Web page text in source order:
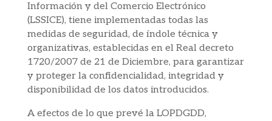
Información y del Comercio Electrónico
(LSSICE), tiene implementadas todas las
medidas de seguridad, de índole técnica y
organizativas, establecidas en el Real decreto
1720/2007 de 21 de Diciembre, para garantizar
y proteger la confidencialidad, integridad y
disponibilidad de los datos introducidos.
A efectos de lo que prevé la LOPDGDD,